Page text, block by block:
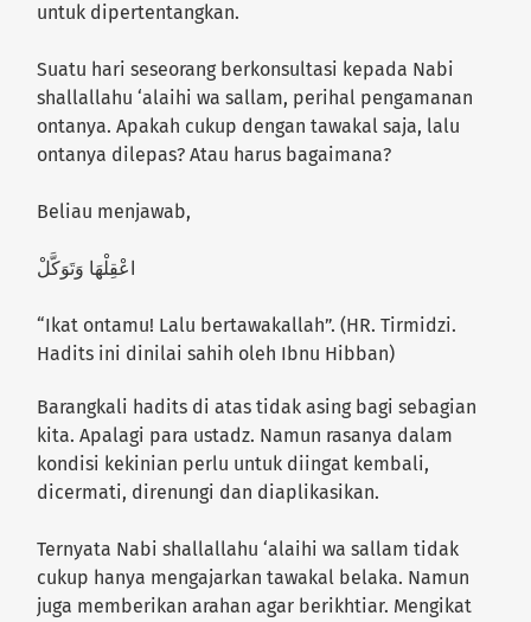
untuk dipertentangkan.
Suatu hari seseorang berkonsultasi kepada Nabi
shallallahu ‘alaihi wa sallam, perihal pengamanan
ontanya. Apakah cukup dengan tawakal saja, lalu
ontanya dilepas? Atau harus bagaimana?
Beliau menjawab,
اعْقِلْهَا وَتَوَكَّلْ
“Ikat ontamu! Lalu bertawakallah”. (HR. Tirmidzi.
Hadits ini dinilai sahih oleh Ibnu Hibban)
Barangkali hadits di atas tidak asing bagi sebagian
kita. Apalagi para ustadz. Namun rasanya dalam
kondisi kekinian perlu untuk diingat kembali,
dicermati, direnungi dan diaplikasikan.
Ternyata Nabi shallallahu ‘alaihi wa sallam tidak
cukup hanya mengajarkan tawakal belaka. Namun
juga memberikan arahan agar berikhtiar. Mengikat